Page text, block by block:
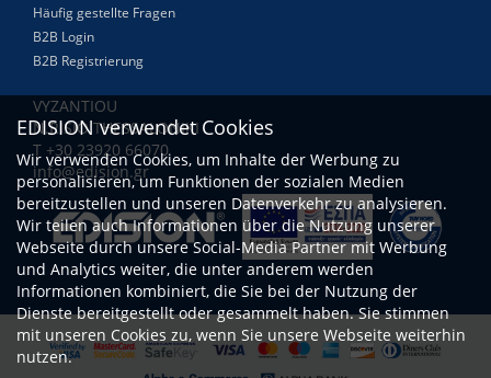
Häufig gestellte Fragen
B2B Login
B2B Registrierung
VYZANTIOU
N.RISIO THESSALONIKI
Τ +30 23920 66070
info@edision.gr
EDISION verwendet Cookies
Wir verwenden Cookies, um Inhalte der Werbung zu
personalisieren, um Funktionen der sozialen Medien
bereitzustellen und unseren Datenverkehr zu analysieren.
Wir teilen auch Informationen über die Nutzung unserer
Webseite durch unsere Social-Media Partner mit Werbung
und Analytics weiter, die unter anderem werden
Informationen kombiniert, die Sie bei der Nutzung der
Dienste bereitgestellt oder gesammelt haben. Sie stimmen
mit unseren Cookies zu, wenn Sie unsere Webseite weiterhin
nutzen.